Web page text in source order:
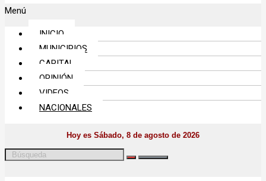
Menú
INICIO
MUNICIPIOS
CAPITAL
OPINIÓN
VIDEOS
NACIONALES
Hoy es Sábado, 8 de agosto de 2026